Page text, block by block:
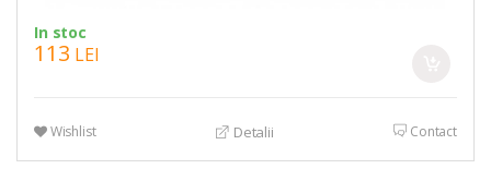
In stoc
113 LEI
Wishlist Detalii Contact